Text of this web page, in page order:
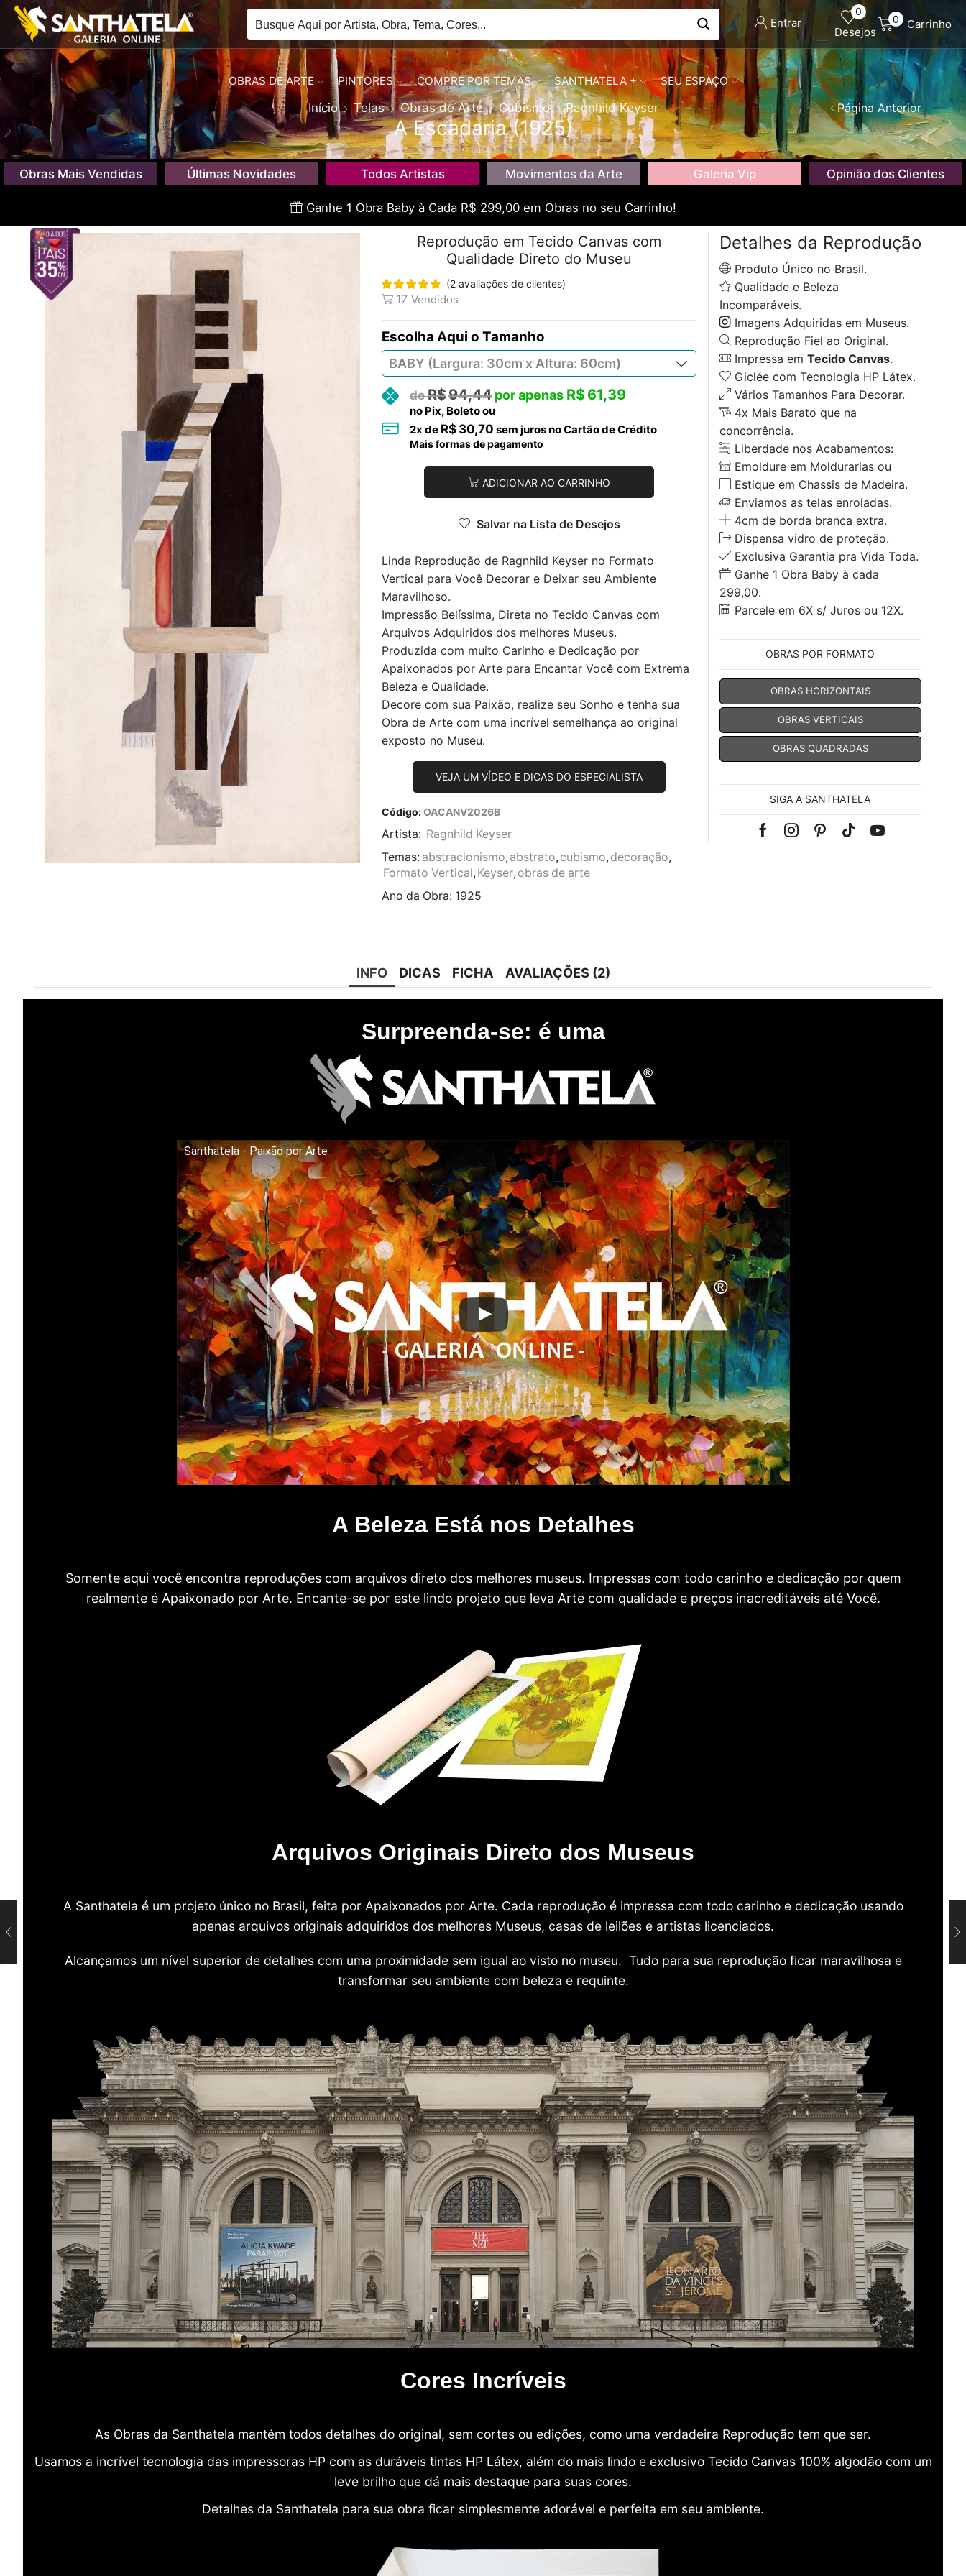
Entrar
0
Desejos
0 Carrinho
OBRAS DE ARTE PINTORES COMPRE POR TEMAS SANTHATELA + SEU ESPAÇO
Início Telas Obras de Arte Cubismo Ragnhild Keyser
A Escadaria (1925)
Página Anterior
Obras Mais Vendidas Últimas Novidades Todos Artistas Movimentos da Arte Galeria Vip Opinião dos Clientes
Ganhe 1 Obra Baby à Cada R$ 299,00 em Obras no seu Carrinho!
Reprodução em Tecido Canvas com
Qualidade Direto do Museu
(2avaliações de clientes)
17 Vendidos
Tamanho
R$94,44 R$61,39
no Pix, Boleto ou
2x de R$ 30,70 sem juros no Cartão de Crédito
Mais formas de pagamento
ADICIONAR AO CARRINHO
Salvar na Lista de Desejos
Linda Reprodução de Ragnhild Keyser no Formato
Vertical para Você Decorar e Deixar seu Ambiente
Maravilhoso.
Impressão Belíssima, Direta no Tecido Canvas com
Arquivos Adquiridos dos melhores Museus.
Produzida com muito Carinho e Dedicação por
Apaixonados por Arte para Encantar Você com Extrema
Beleza e Qualidade.
Decore com sua Paixão, realize seu Sonho e tenha sua
Obra de Arte com uma incrível semelhança ao original
exposto no Museu.
VEJA UM VÍDEO E DICAS DO ESPECIALISTA
Código:OACANV2026B
Artista: Ragnhild Keyser
Temas: abstracionismo, abstrato, cubismo, decoração,
Formato Vertical, Keyser, obras de arte
Ano da Obra: 1925
Detalhes da Reprodução
Produto Único no Brasil.
Qualidade e Beleza
Incomparáveis.
Imagens Adquiridas em Museus.
Reprodução Fiel ao Original.
Impressa em Tecido Canvas.
Giclée com Tecnologia HP Látex.
Vários Tamanhos Para Decorar.
4x Mais Barato que na
concorrência.
Liberdade nos Acabamentos:
Emoldure em Moldurarias ou
Estique em Chassis de Madeira.
Enviamos as telas enroladas.
4cm de borda branca extra.
Dispensa vidro de proteção.
Exclusiva Garantia pra Vida Toda.
Ganhe 1 Obra Baby à cada
299,00.
Parcele em 6X s/ Juros ou 12X.
OBRAS POR FORMATO
OBRAS HORIZONTAIS
OBRAS VERTICAIS
OBRAS QUADRADAS
SIGA A SANTHATELA
FacebookInstagramPinterest
Tik-Youtube
INFO DICAS FICHA AVALIAÇÕES (2)
Surpreenda-se: é uma
Santhatela - Paixão por Arte
A Beleza Está nos Detalhes
Somente aqui você encontra reproduções com arquivos direto dos melhores museus. Impressas com todo carinho e dedicação por quem
realmente é Apaixonado por Arte. Encante-se por este lindo projeto que leva Arte com qualidade e preços inacreditáveis até Você.
Arquivos Originais Direto dos Museus
A Santhatela é um projeto único no Brasil, feita por Apaixonados por Arte. Cada reprodução é impressa com todo carinho e dedicação usando
apenas arquivos originais adquiridos dos melhores Museus, casas de leilões e artistas licenciados.
Alcançamos um nível superior de detalhes com uma proximidade sem igual ao visto no museu. Tudo para sua reprodução ficar maravilhosa e
transformar seu ambiente com beleza e requinte.
Cores Incríveis
As Obras da Santhatela mantém todos detalhes do original, sem cortes ou edições, como uma verdadeira Reprodução tem que ser.
Usamos a incrível tecnologia das impressoras HP com as duráveis tintas HP Látex, além do mais lindo e exclusivo Tecido Canvas 100% algodão com um
leve brilho que dá mais destaque para suas cores.
Detalhes da Santhatela para sua obra ficar simplesmente adorável e perfeita em seu ambiente.